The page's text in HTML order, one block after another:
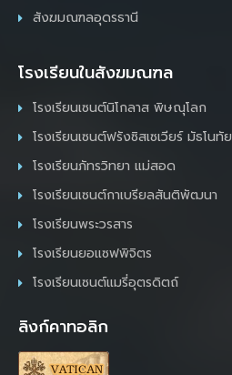
สังฆมณฑลอุดรธานี
โรงเรียนในสังฆมณฑล
โรงเรียนเซนต์นิโกลาส พิษณุโลก
โรงเรียนเซนต์ฟรังซิสเซเวียร์ มัธโนทัย
โรงเรียนภัทรวิทยา แม่สอด
โรงเรียนเซนต์กาเบรียลสันติพัฒนา
โรงเรียนพระวรสาร
โรงเรียนยอแซฟพิจิตร
โรงเรียนเซนต์แมรี่อุตรดิตถ์
ลิงก์คาทอลิก